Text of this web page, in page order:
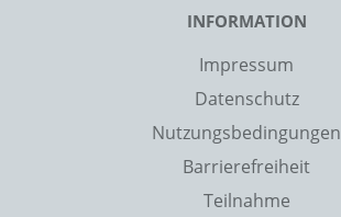
INFORMATION
Impressum
Datenschutz
Nutzungsbedingungen
Barrierefreiheit
Teilnahme